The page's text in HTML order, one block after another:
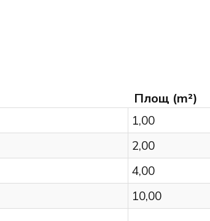
Площ (m²)
1,00
2,00
4,00
10,00